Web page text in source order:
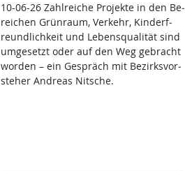
10-06-26 Zahl­rei­che Pro­jek­te in den Be­
rei­chen Grün­raum, Ver­kehr, Kin­der­f­
reund­lich­keit und Le­bens­qua­li­tät sind
um­ge­setzt oder auf den Weg ge­bracht
wor­den – ein Ge­spräch mit Be­zirks­vor­
ste­her And­reas Nit­sche.